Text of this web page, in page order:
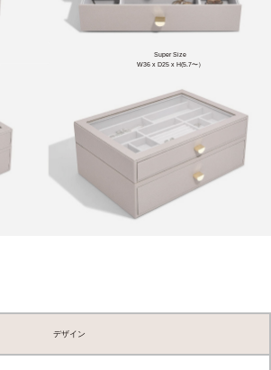
Super Size
W36 x D25 x H(5.7〜）
デザイン